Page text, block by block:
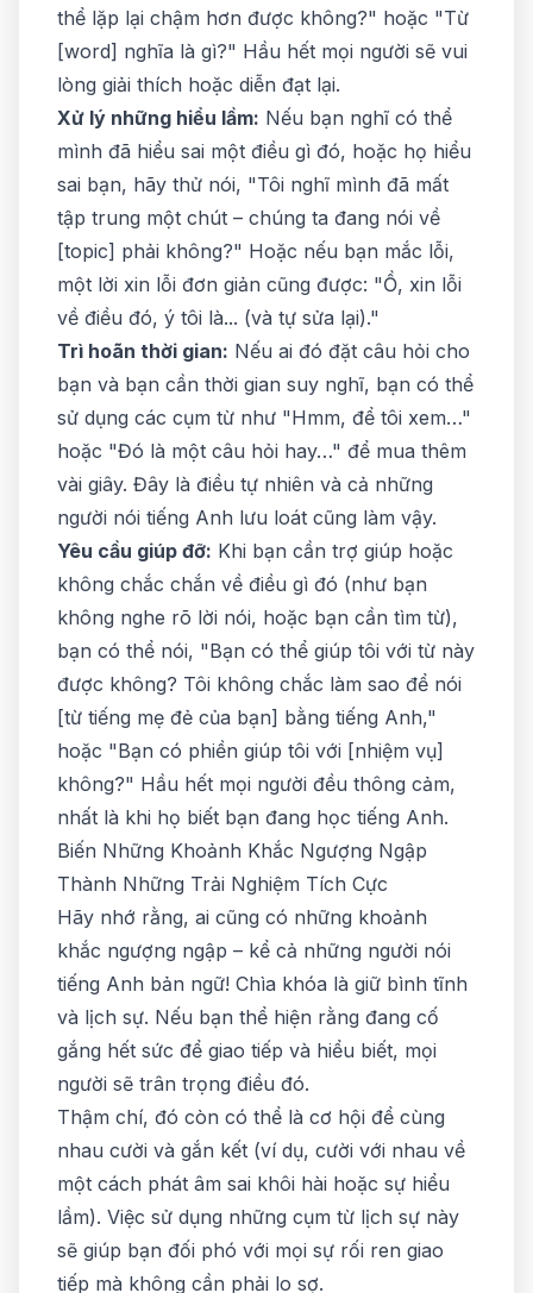
thể lặp lại chậm hơn được không?" hoặc "Từ
[word] nghĩa là gì?" Hầu hết mọi người sẽ vui
lòng giải thích hoặc diễn đạt lại.
Xử lý những hiểu lầm: Nếu bạn nghĩ có thể
mình đã hiểu sai một điều gì đó, hoặc họ hiểu
sai bạn, hãy thử nói, "Tôi nghĩ mình đã mất
tập trung một chút – chúng ta đang nói về
[topic] phải không?" Hoặc nếu bạn mắc lỗi,
một lời xin lỗi đơn giản cũng được: "Ồ, xin lỗi
về điều đó, ý tôi là... (và tự sửa lại)."
Trì hoãn thời gian: Nếu ai đó đặt câu hỏi cho
bạn và bạn cần thời gian suy nghĩ, bạn có thể
sử dụng các cụm từ như "Hmm, để tôi xem…"
hoặc "Đó là một câu hỏi hay…" để mua thêm
vài giây. Đây là điều tự nhiên và cả những
người nói tiếng Anh lưu loát cũng làm vậy.
Yêu cầu giúp đỡ: Khi bạn cần trợ giúp hoặc
không chắc chắn về điều gì đó (như bạn
không nghe rõ lời nói, hoặc bạn cần tìm từ),
bạn có thể nói, "Bạn có thể giúp tôi với từ này
được không? Tôi không chắc làm sao để nói
[từ tiếng mẹ đẻ của bạn] bằng tiếng Anh,"
hoặc "Bạn có phiền giúp tôi với [nhiệm vụ]
không?" Hầu hết mọi người đều thông cảm,
nhất là khi họ biết bạn đang học tiếng Anh.
Biến Những Khoảnh Khắc Ngượng Ngập
Thành Những Trải Nghiệm Tích Cực
Hãy nhớ rằng, ai cũng có những khoảnh
khắc ngượng ngập – kể cả những người nói
tiếng Anh bản ngữ! Chìa khóa là giữ bình tĩnh
và lịch sự. Nếu bạn thể hiện rằng đang cố
gắng hết sức để giao tiếp và hiểu biết, mọi
người sẽ trân trọng điều đó.
Thậm chí, đó còn có thể là cơ hội để cùng
nhau cười và gắn kết (ví dụ, cười với nhau về
một cách phát âm sai khôi hài hoặc sự hiểu
lầm). Việc sử dụng những cụm từ lịch sự này
sẽ giúp bạn đối phó với mọi sự rối ren giao
tiếp mà không cần phải lo sợ.